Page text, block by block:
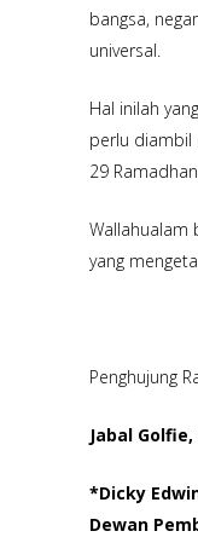
bangsa,
universal.
Hal inilah
perlu diambil
29
Wallahualam
yang
Penghujung
Jabal
*Dicky
Dewan